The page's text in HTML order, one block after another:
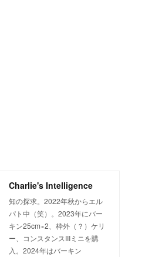
Charlie's Intelligence
知の探求。2022年秋からエル
パト中（笑）。2023年にバー
キン25cm×2、枠外（？）ケリ
ー、コンスタンスIIIミニを購
入。2024年はバーキン